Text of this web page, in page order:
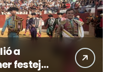
a
festejo